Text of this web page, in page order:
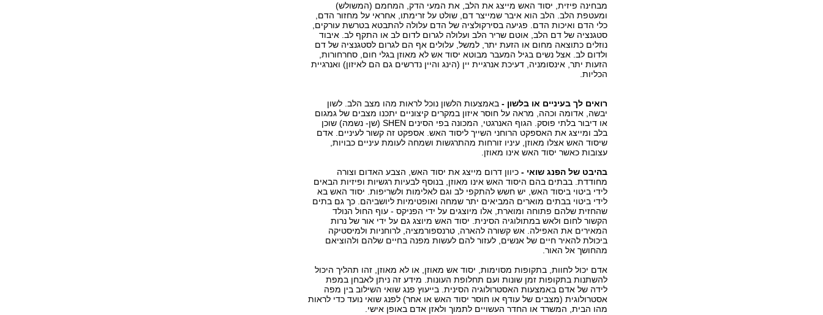
מבחינה פיזית, יסוד האש מייצג את הלב, את המעי הדק, המחמם (המשולש)
ומעטפת הלב. הלב הוא איבר שמייצר דם, שולט על זרימתו, אחראי על מחזור הדם,
כלי הדם ואיכות הדם. פגיעה בסירקולציה של הדם עלולה להתבטא בטרשת עורקים,
סטגנציה של דם הלב, אוטם שריר הלב ועלולה לגרום לדום לב או התקף לב. איבוד
נוזלים כתוצאה מחום או הזעת יתר, למשל, עלולים אף הם לגרום לסטגנציה של דם
ולדום לב. אצל נשים בגיל המעבר מבוטא יסוד אש לא מאוזן בגלי חום, סחרחורות,
הזעות יתר, אינסומניה, דעיכת אנרגיית יין (הינג והיין נדרשים גם הם לאיזון) ואנרגיית
הכליות.
רואים לך בעיניים או בלשון - באמצעות הלשון נוכל לראות מהו מצב הלב. לשון
יבשה, אדומה וכהה, מראה על חוסר איזון במקרים קיצוניים יתכנו מצבים של גמגום
או דיבור בלתי פוסק. הגוף האנרגטי, המכונה בפי הסינים SHEN (שן- נשמה) שוכן
בלב ומייצג את האספקט הרוחני השייך ליסוד האש. אספקט זה קשור לעיניים. אדם
שיסוד האש אצלו מאוזן, עיניו זורחות מהתרגשות ושמחה לעומת עיניים כבויות,
עצובות כאשר יסוד האש אינו מאוזן.
בהיבט של הפנג שואי - כיוון דרום מייצג את יסוד האש, הצבע האדום וצורה
מחודדת. בבתים בהם היסוד האש אינו מאוזן, בנוסף לבעיות רגשיות ופיזיות הבאים
לידי ביטוי ביסוד האש, יש חשש להתקפי לב וגם לאלימות ולשריפות. יסוד האש בא
לידי ביטוי בבתים מוארים המביאים יתר שמחה ואופטימיות ליושביהם. כך גם בתים
שהחזית שלהם פתוחה ומוארת, אלו מיוצגים על ידי הפניקס - עוף החול הנולד
הקשור לחום ולאש במתולוגיה הסינית. יסוד האש מיוצג גם על ידי אור של נרות
המאירים את האפילה. אש קשורה להארה, טרנספורמציה, לרוחניות ולמיסטיקה
ביכולת להאיר חיים של אנשים, לעזור להם לעשות מפנה בחיים שלהם ולהוציאם
מהחושך אל האור.
אדם יכול לחוות, בתקופות מסוימות, יסוד אש מאוזן, או לא מאוזן, זהו תהליך היכול
להשתנות בתקופות זמן שונות ועם תחלופת העונות. מידע זה ניתן לאבחן במפת
לידה של אדם באמצעות האסטרולוגיה הסינית. בייעוץ פנג שואי השילוב בין מפה
אסטרולוגית (מצבים של עודף או חוסר יסוד האש או אחר) לפנג שואי נועד כדי לראות
מהו הבית, המשרד או החדר העשויים לתמוך ולאזן אדם באופן אישי.